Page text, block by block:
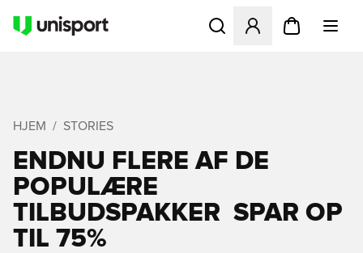
Åbner en Modal til at
HJEM STORIES
ENDNU FLERE AF DE
POPULÆRE
TILBUDSPAKKER  SPAR OP
TIL 75%